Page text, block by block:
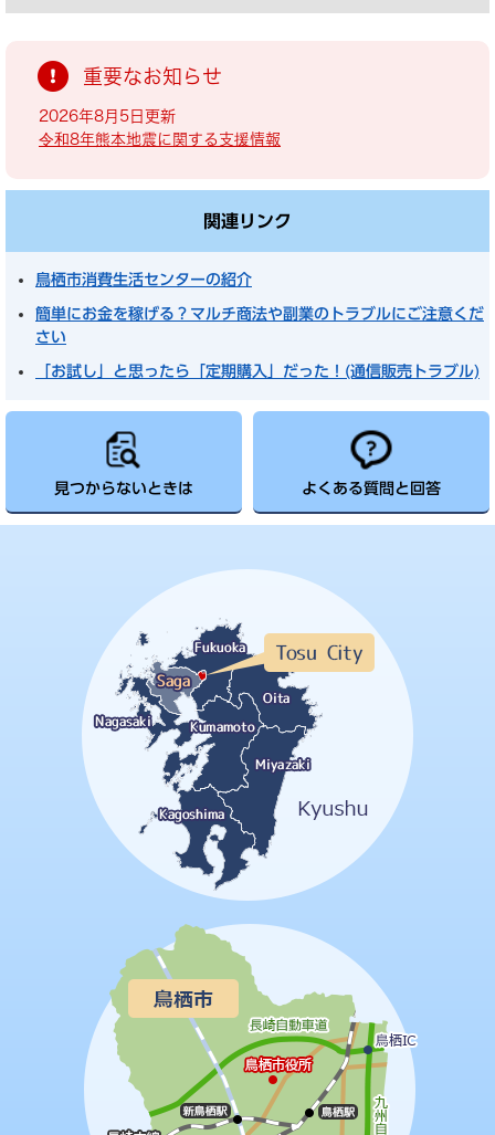
重要なお知らせ
2026年8月5日更新
令和8年熊本地震に関する支援情報
関連リンク
鳥栖市消費生活センターの紹介
簡単にお金を稼げる？マルチ商法や副業のトラブルにご注意くだ
さい
「お試し」と思ったら「定期購入」だった！(通信販売トラブル)
見つからないときは よくある質問と回答